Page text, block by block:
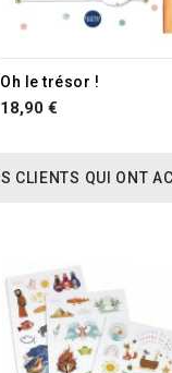
Oh le trésor !
18,90 €
CLIENTS QUI ONT